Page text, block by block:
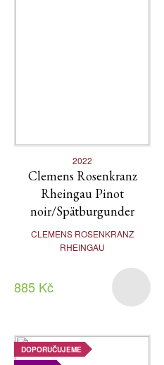
2022
Clemens Rosenkranz
Rheingau Pinot
noir/Spätburgunder
CLEMENS ROSENKRANZ
RHEINGAU
885 Kč
DOPORUČUJEME